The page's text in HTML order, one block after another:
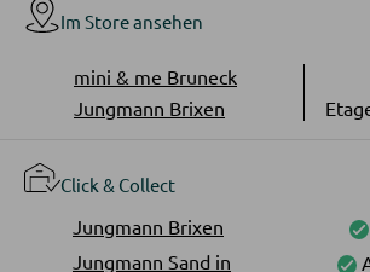
WOHNWÄNDE
Anbauwände
Vitrinenschränke
TV-Elemente
Außenleuchten
Solarleuchten
Im Store ansehen
mini & me Bruneck
Jungmann Brixen
Click & Collect
Jungmann Brixen
Jungmann Sand in